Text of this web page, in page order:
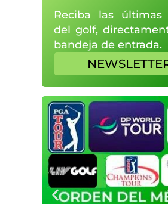
Reciba las últimas
del golf,
bandeja de entrada.